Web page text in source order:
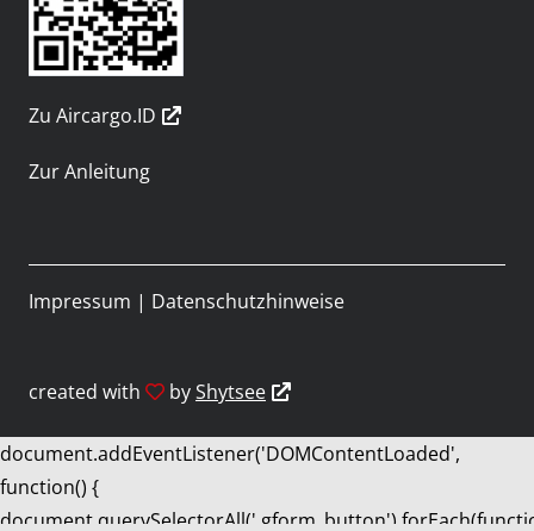
Zu Aircargo.ID
Zur Anleitung
created with byShytsee
Impressum | Datenschutzhinweise
document.addEventListener('DOMContentLoaded',
function() {